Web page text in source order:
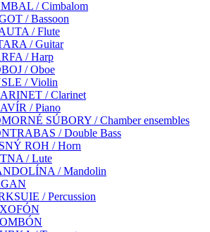
/ Cimbalom
/ Bassoon
/ Flute
/ Guitar
/ Harp
/ Oboe
/ Violin
/ Clarinet
/ Piano
SÚBORY / Chamber ensembles
/ Double Bass
ROH / Horn
/ Lute
/ Mandolin
/ Percussion